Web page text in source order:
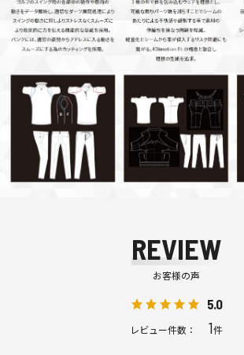
REVIEW
お客様の声
5.0
レビュー件数： 1件